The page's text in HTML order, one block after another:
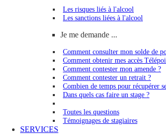
Les risques liés à l'alcool
Les sanctions liées à l'alcool
Je me demande ...
Comment consulter mon solde de
Comment obtenir mes accès
Comment contester mon amende ?
Comment contester un retrait ?
Combien de temps pour récupérer
Dans quels cas faire un stage ?
Toutes les questions
Témoignages de stagiaires
SERVICES